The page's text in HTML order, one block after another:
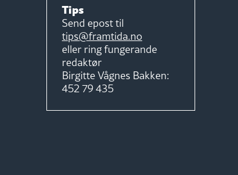
Tips
Send epost til
tips@framtida.no
eller ring fungerande
redaktør
Birgitte Vågnes Bakken:
452 79 435